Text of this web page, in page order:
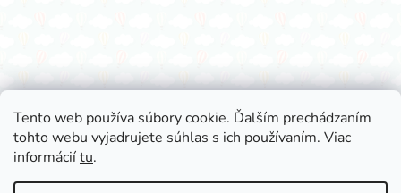
Tento web používa súbory cookie. Ďalším prechádzaním
tohto webu vyjadrujete súhlas s ich používaním. Viac
informáciítu.